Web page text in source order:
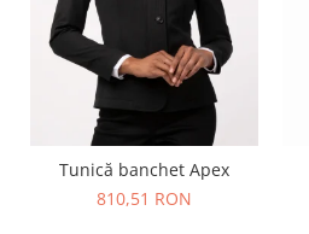
Tunică banchet Apex
810,51 RON